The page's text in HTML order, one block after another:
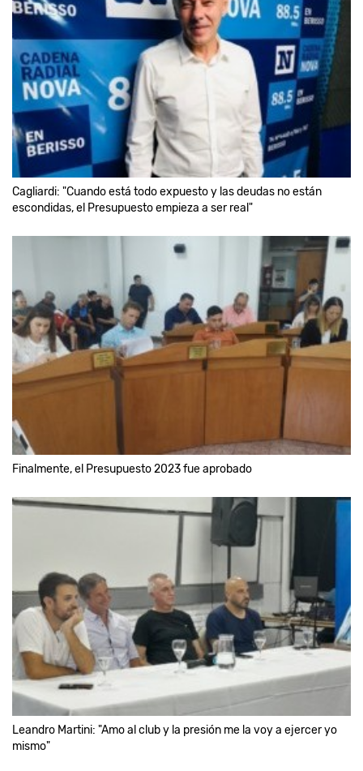
Cagliardi: "Cuando está todo expuesto y las deudas no están
escondidas, el Presupuesto empieza a ser real"
Finalmente, el Presupuesto 2023 fue aprobado
Leandro Martini: "Amo al club y la presión me la voy a ejercer yo
mismo"